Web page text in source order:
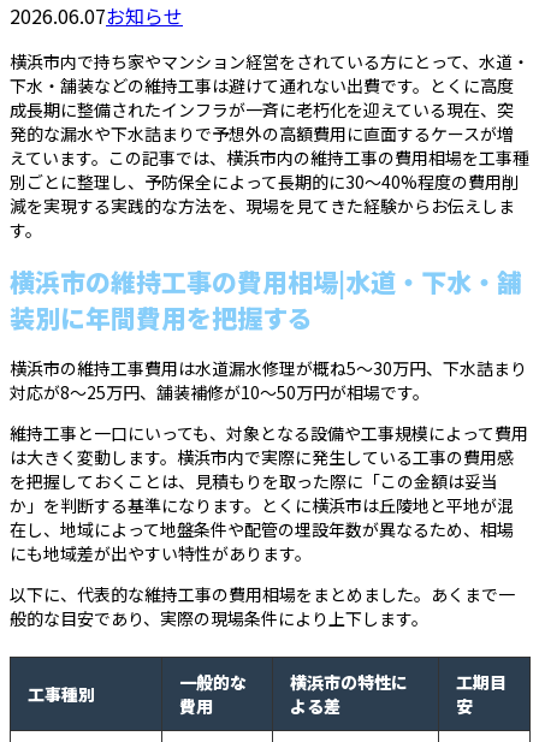
2026.06.07お知らせ
横浜市内で持ち家やマンション経営をされている方にとって、水道・
下水・舗装などの維持工事は避けて通れない出費です。とくに高度
成長期に整備されたインフラが一斉に老朽化を迎えている現在、突
発的な漏水や下水詰まりで予想外の高額費用に直面するケースが増
えています。この記事では、横浜市内の維持工事の費用相場を工事種
別ごとに整理し、予防保全によって長期的に30〜40%程度の費用削
減を実現する実践的な方法を、現場を見てきた経験からお伝えしま
す。
横浜市の維持工事の費用相場|水道・下水・舗
装別に年間費用を把握する
横浜市の維持工事費用は水道漏水修理が概ね5〜30万円、下水詰まり
対応が8〜25万円、舗装補修が10〜50万円が相場です。
維持工事と一口にいっても、対象となる設備や工事規模によって費用
は大きく変動します。横浜市内で実際に発生している工事の費用感
を把握しておくことは、見積もりを取った際に「この金額は妥当
か」を判断する基準になります。とくに横浜市は丘陵地と平地が混
在し、地域によって地盤条件や配管の埋設年数が異なるため、相場
にも地域差が出やすい特性があります。
以下に、代表的な維持工事の費用相場をまとめました。あくまで一
般的な目安であり、実際の現場条件により上下します。
工事種別
一般的な
費用
横浜市の特性に
よる差
工期目
安